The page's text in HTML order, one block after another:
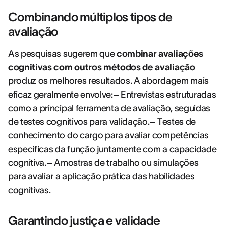
Combinando múltiplos tipos de
avaliação
As pesquisas sugerem quecombinar avaliações
cognitivas com outros métodos de avaliação
produz os melhores resultados. A abordagem mais
eficaz geralmente envolve:– Entrevistas estruturadas
como a principal ferramenta de avaliação, seguidas
de testes cognitivos para validação.– Testes de
conhecimento do cargo para avaliar competências
específicas da função juntamente com a capacidade
cognitiva.– Amostras de trabalho ou simulações
para avaliar a aplicação prática das habilidades
cognitivas.
Garantindo justiça e validade